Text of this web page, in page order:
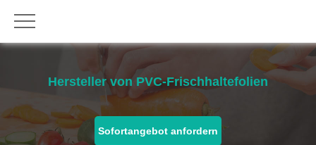
Hersteller von PVC-Frischhaltefolien
Sofortangebot anfordern